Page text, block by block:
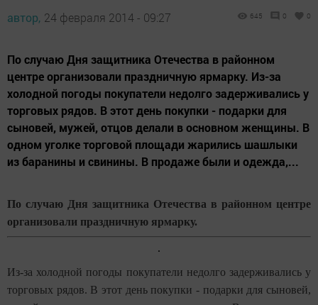
автор, 24 февраля 2014 - 09:27 645 0 0
По случаю Дня защитника Отечества в районном
центре организовали праздничную ярмарку. Из-за
холодной погоды покупатели недолго задерживались у
торговых рядов. В этот день покупки - подарки для
сыновей, мужей, отцов делали в основном женщины. В
одном уголке торговой площади жарились шашлыки
из баранины и свинины. В продаже были и одежда,...
По случаю Дня защитника Отечества в районном центре
организовали праздничную ярмарку.
Из-за холодной погоды покупатели недолго задерживались у
торговых рядов. В этот день покупки - подарки для сыновей,